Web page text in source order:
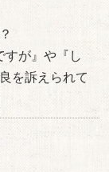
すが』や『し
を訴えられて